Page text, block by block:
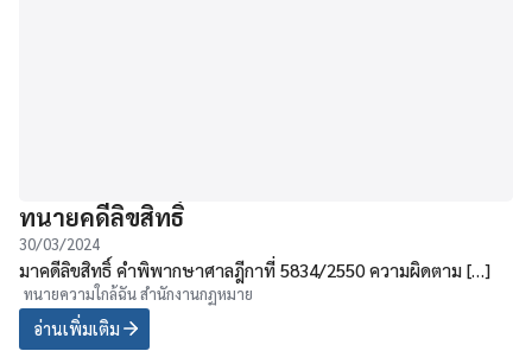
ทนายคดีลิขสิทธิ์
30/03/2024
มาคดีลิขสิทธิ์ คำพิพากษาศาลฎีกาที่ 5834/2550 ความผิดตาม […]
ทนายความใกล้ฉัน สำนักงานกฏหมาย
อ่านเพิ่มเติม